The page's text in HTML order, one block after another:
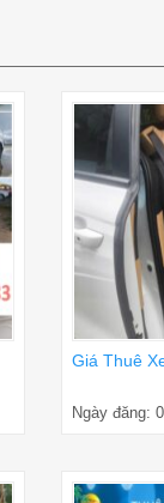
Giá Thuê
Ngày đăng: